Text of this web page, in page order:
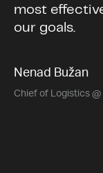
most
our goals.
Nenad Bužan
Chief of Logistics @